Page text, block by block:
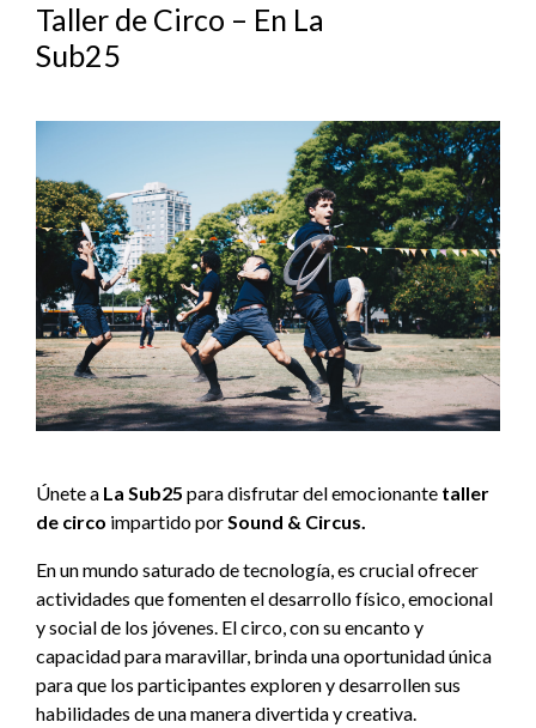
Taller de Circo – En La
Sub25
Únete a La Sub25 para disfrutar del emocionante taller
de circo impartido porSound & Circus.
En un mundo saturado de tecnología, es crucial ofrecer
actividades que fomenten el desarrollo físico, emocional
y social de los jóvenes. El circo, con su encanto y
capacidad para maravillar, brinda una oportunidad única
para que los participantes exploren y desarrollen sus
habilidades de una manera divertida y creativa.